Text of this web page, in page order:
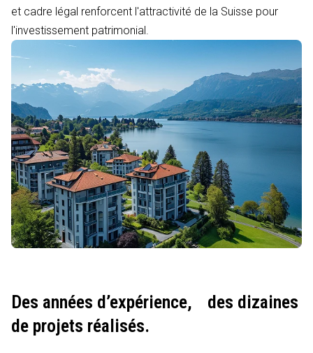
et cadre légal renforcent l'attractivité de la Suisse pour
l'investissement patrimonial.
Des années d’expérience,
des dizaines
de projets réalisés.